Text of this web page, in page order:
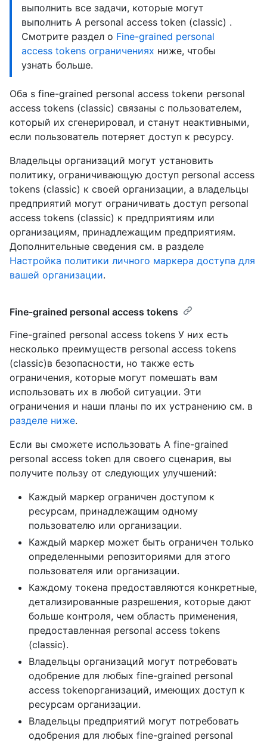
выполнить все задачи, которые могут
выполнить A personal access token (classic) .
Смотрите раздел о Fine-grained personal
access tokens ограничениях ниже, чтобы
узнать больше.
Оба s fine-grained personal access tokenи personal
access tokens (classic) связаны с пользователем,
который их сгенерировал, и станут неактивными,
если пользователь потеряет доступ к ресурсу.
Владельцы организаций могут установить
политику, ограничивающую доступ personal access
tokens (classic) к своей организации, а владельцы
предприятий могут ограничивать доступ personal
access tokens (classic) к предприятиям или
организациям, принадлежащим предприятиям.
Дополнительные сведения см. в разделе
Настройка политики личного маркера доступа для
вашей организации.
Fine-grained personal access tokens
Fine-grained personal access tokens У них есть
несколько преимуществ personal access tokens
(classic)в безопасности, но также есть
ограничения, которые могут помешать вам
использовать их в любой ситуации. Эти
ограничения и наши планы по их устранению см. в
разделе ниже.
Если вы сможете использовать A fine-grained
personal access token для своего сценария, вы
получите пользу от следующих улучшений:
Каждый маркер ограничен доступом к
ресурсам, принадлежащим одному
пользователю или организации.
Каждый маркер может быть ограничен только
определенными репозиториями для этого
пользователя или организации.
Каждому токена предоставляются конкретные,
детализированные разрешения, которые дают
больше контроля, чем область применения,
предоставленная personal access tokens
(classic).
Владельцы организаций могут потребовать
одобрение для любых fine-grained personal
access tokenорганизаций, имеющих доступ к
ресурсам организации.
Владельцы предприятий могут потребовать
одобрения для любых fine-grained personal